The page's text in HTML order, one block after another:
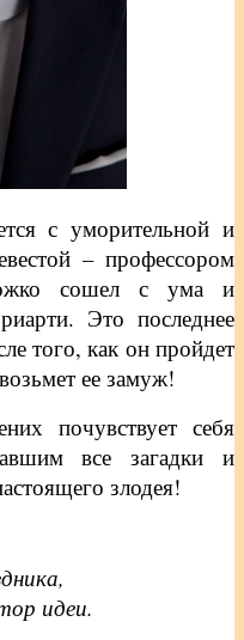
с уморительной и
– профессором
сошел с ума и
Это последнее
того, как он пройдет
ее замуж!
почувствует себя
все загадки и
злодея!
идеи.